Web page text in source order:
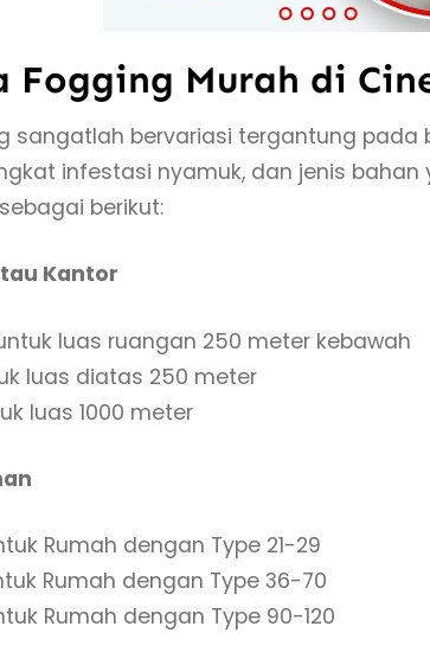
Fogging Murah di
sangatlah bervariasi tergantung pada
infestasi nyamuk, dan jenis
berikut:
Kantor
luas ruangan 250 meter kebawah
luas diatas 250 meter
luas 1000 meter
Rumah dengan Type 21-29
Rumah dengan Type 36-70
Rumah dengan Type 90-120